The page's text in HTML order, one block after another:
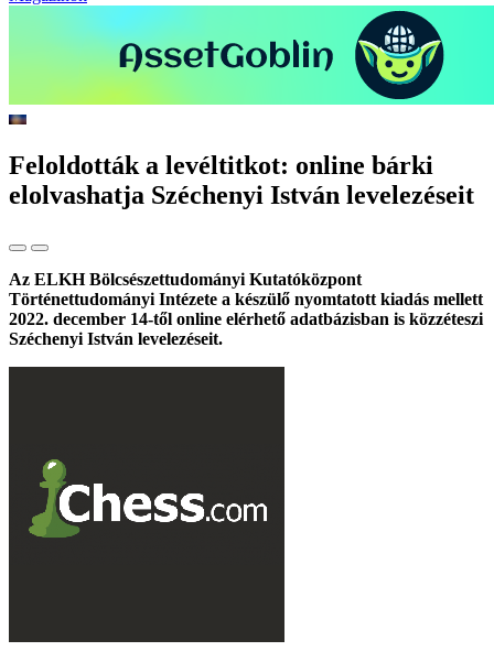
Feloldották a levéltitkot: online bárki
elolvashatja Széchenyi István levelezéseit
Az ELKH Bölcsészettudományi Kutatóközpont
Történettudományi Intézete a készülő nyomtatott kiadás mellett
2022. december 14-től online elérhető adatbázisban is közzéteszi
Széchenyi István levelezéseit.